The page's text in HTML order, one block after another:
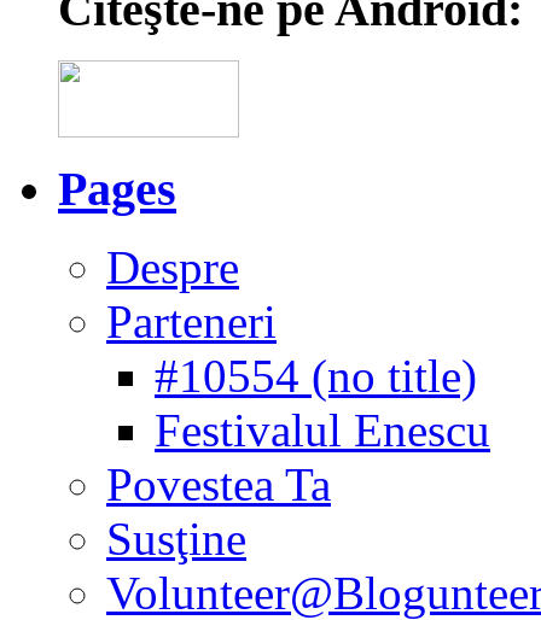
Pages
Despre
Parteneri
#10554 (no title)
Festivalul Enescu
Povestea Ta
Susţine